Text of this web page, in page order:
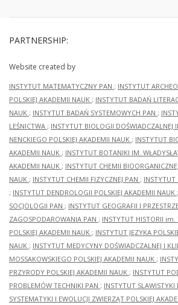
PARTNERSHIP:
Website created by
INSTYTUT MATEMATYCZNY PAN ; INSTYTUT
POLSKIEJ AKADEMII NAUK ; INSTYTUT BADAŃ
NAUK ; INSTYTUT BADAŃ SYSTEMOWYCH PAN ;
LEŚNICTWA ; INSTYTUT BIOLOGII DOŚWIADCZALNEJ
NENCKIEGO POLSKIEJ AKADEMII NAUK ; INSTYTUT
AKADEMII NAUK ; INSTYTUT BOTANIKI IM.
AKADEMII NAUK ; INSTYTUT CHEMII
NAUK ; INSTYTUT CHEMII FIZYCZNEJ PAN ; INSTYTUT
; INSTYTUT DENDROLOGII POLSKIEJ AKADEMII NAUK ;
SOCJOLOGII PAN ; INSTYTUT GEOGRAFII I
ZAGOSPODAROWANIA PAN ; INSTYTUT HISTORII im.
POLSKIEJ AKADEMII NAUK ; INSTYTUT JĘZYKA
NAUK ; INSTYTUT MEDYCYNY DOŚWIADCZALNEJ I
MOSSAKOWSKIEGO POLSKIEJ AKADEMII NAUK ;
PRZYRODY POLSKIEJ AKADEMII NAUK ; INSTYTUT
PROBLEMÓW TECHNIKI PAN ; INSTYTUT SLAWISTYKI
SYSTEMATYKI I EWOLUCJI ZWIERZĄT POLSKIEJ